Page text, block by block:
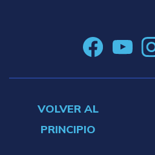
VOLVER AL
PRINCIPIO